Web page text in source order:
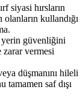
siyasi hırsların
kullandığı
yerin güvenliğini
zarar vermesi
düşmanını hileli
saf dışı